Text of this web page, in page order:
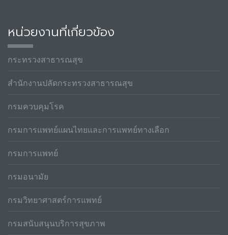
หน่วยงานที่เกี่ยวข้อง
กระทรวงสาธารณสุข
สำนักงานปลัดกระทรวงสาธารณสุข
กรมควบคุมโรค
กรมการแพทย์แผนไทยและการแพทย์ทางเลือก
กรมการแพทย์
กรมอนามัย
กรมวิทยาศาสตร์การแพทย์
กรมสนับสนุนบริการสุขภาพ